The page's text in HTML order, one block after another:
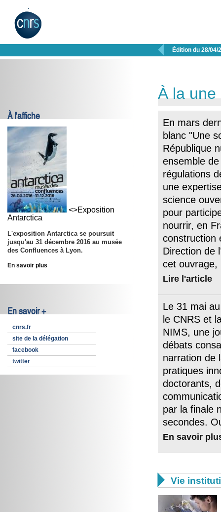
 Édition du 28/04/
À l'affiche
<>Exposition
Antarctica
L'exposition Antarctica se poursuit
jusqu'au 31 décembre 2016 au musée
des Confluences à Lyon.
En savoir plus
En savoir +
cnrs.fr
site de la délégation
facebook
twitter
À la une
En mars
blanc "Une
République
ensemble
régulations
une
science
pour
nourrir, en
construction
Direction de
cet ouvrage,
Lire l'article
Le 31 mai
le CNRS et
NIMS, une
débats
narration de
pratiques
doctorants,
par la finale
secondes.
En savoir
 Vie